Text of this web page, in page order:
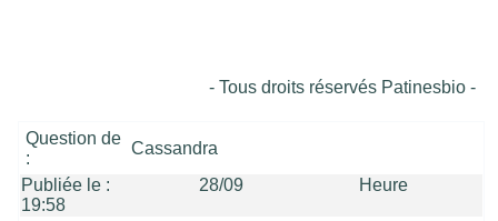
- Tous droits réservés Patinesbio -
Question de
:
Cassandra
Publiée le :
28/09 Heure
19:58